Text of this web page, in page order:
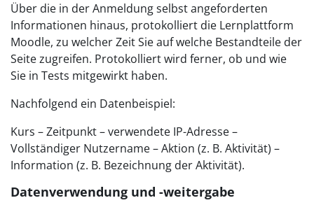
Über die in der Anmeldung selbst angeforderten
Informationen hinaus, protokolliert die Lernplattform
Moodle, zu welcher Zeit Sie auf welche Bestandteile der
Seite zugreifen. Protokolliert wird ferner, ob und wie
Sie in Tests mitgewirkt haben.
Nachfolgend ein Datenbeispiel:
Kurs – Zeitpunkt – verwendete IP-Adresse –
Vollständiger Nutzername – Aktion (z. B. Aktivität) –
Information (z. B. Bezeichnung der Aktivität).
Datenverwendung und -weitergabe